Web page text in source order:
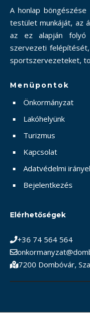
A honlap
testület munkáját, az
az ez alapján folyó
szervezeti
sportszervezeteket,
Menüpontok
Önkormányzat
Lakóhelyünk
Turizmus
Kapcsolat
Adatvédelmi
Bejelentkezés
Elérhetőségek
+36 74 564 564
7200 Dombóvár,